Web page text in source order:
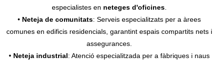
especialistes en neteges d'oficines
• Neteja de comunitats: Serveis especialitzats per a àrees
comunes en edificis residencials, garantint espais compartits nets i
assegurances.
• Neteja industrial: Atenció especialitzada per a fàbriques i naus